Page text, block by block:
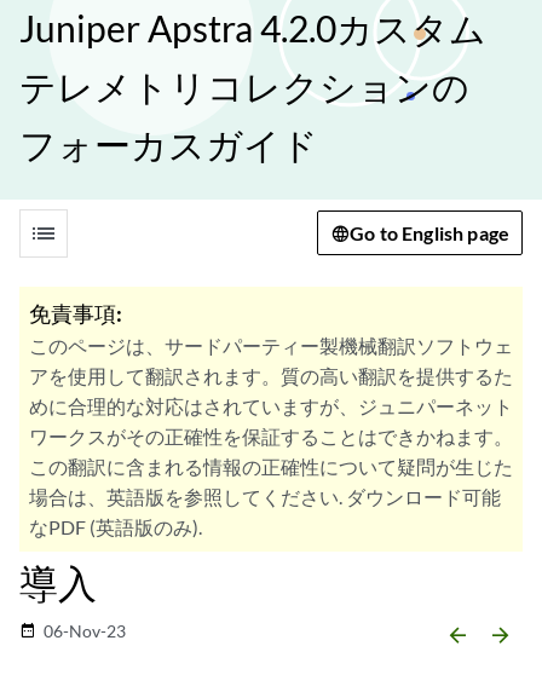
Juniper Apstra 4.2.0カスタム
テレメトリコレクションの
フォーカスガイド
list Go to English page
免責事項:
このページは、サードパーティー製機械翻訳ソフトウェ
アを使用して翻訳されます。質の高い翻訳を提供するた
めに合理的な対応はされていますが、ジュニパーネット
ワークスがその正確性を保証することはできかねます。
この翻訳に含まれる情報の正確性について疑問が生じた
場合は、英語版を参照してください. ダウンロード可能
なPDF (英語版のみ).
導入
date_range 06-Nov-23 arrow_backward arrow_forward